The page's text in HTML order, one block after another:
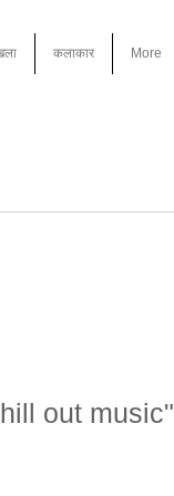
कलाकार More
out music"